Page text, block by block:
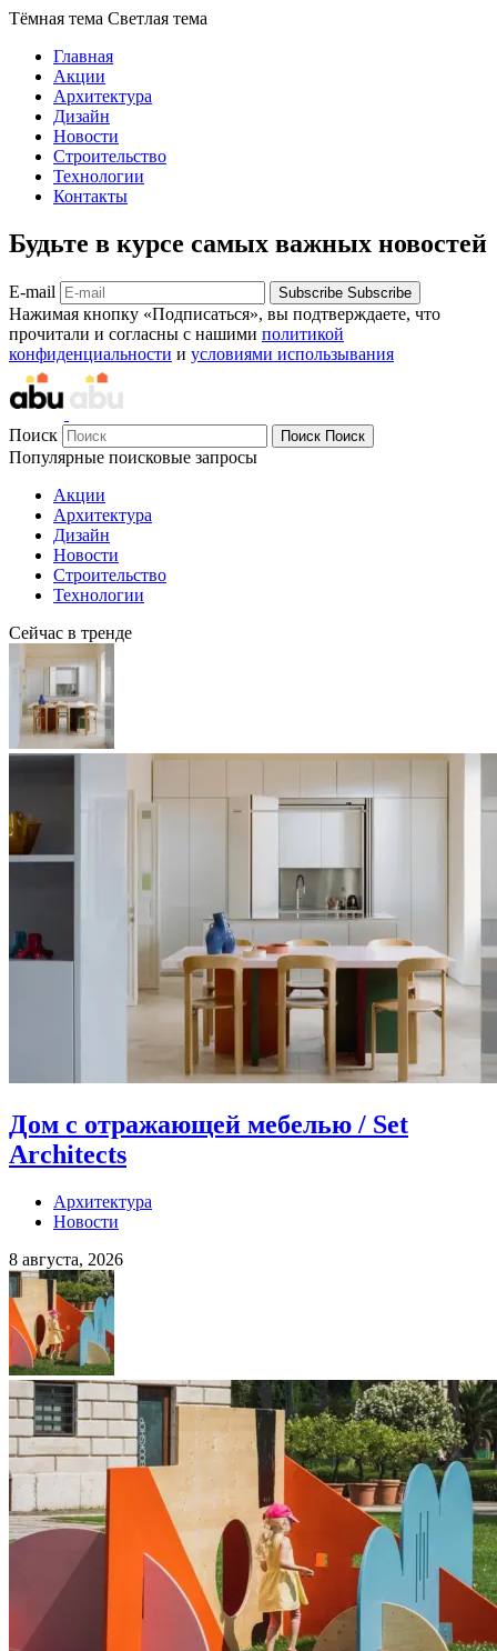
Тёмная тема Светлая тема
Главная
Акции
Архитектура
Дизайн
Новости
Строительство
Технологии
Контакты
Будьте в курсе самых важных новостей
E-mail Subscribe Subscribe
Нажимая кнопку «Подписаться», вы подтверждаете, что
прочитали и согласны с нашими политикой
конфиденциальности и условиями использывания
Поиск Поиск Поиск
Популярные поисковые запросы
Акции
Архитектура
Дизайн
Новости
Строительство
Технологии
Сейчас в тренде
Дом с отражающей мебелью / Set
Architects
Архитектура
Новости
8 августа, 2026